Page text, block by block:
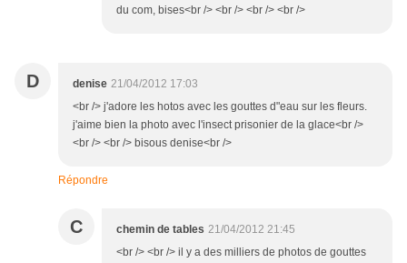
du com, bises<br /> <br /> <br /> <br />
D denise 21/04/2012 17:03
<br /> j'adore les hotos avec les gouttes d"eau sur les fleurs.
j'aime bien la photo avec l'insect prisonier de la glace<br />
<br /> <br /> bisous denise<br />
Répondre
C chemin de tables 21/04/2012 21:45
<br /> <br /> il y a des milliers de photos de gouttes